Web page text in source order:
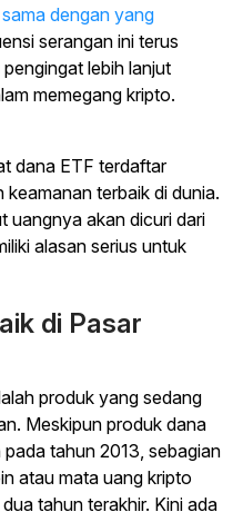
dengan yang
serangan ini terus
lebih lanjut
memegang kripto.
dana ETF terdaftar
terbaik di dunia.
uangnya akan dicuri dari
alasan serius untuk
di Pasar
produk yang sedang
Meskipun produk dana
tahun 2013, sebagian
atau mata uang kripto
tahun terakhir. Kini ada